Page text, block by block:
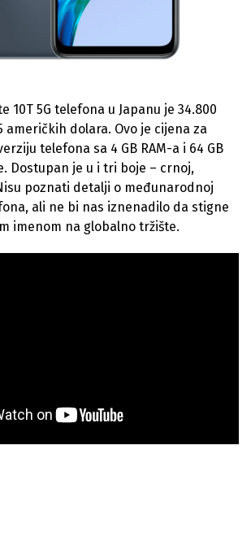
10T 5G telefona u Japanu je 34.800
američkih dolara. Ovo je cijena za
telefona sa 4 GB RAM-a i 64 GB
Dostupan je u i tri boje – crnoj,
poznati detalji o međunarodnoj
ali ne bi nas iznenadilo da stigne
imenom na globalno tržište.